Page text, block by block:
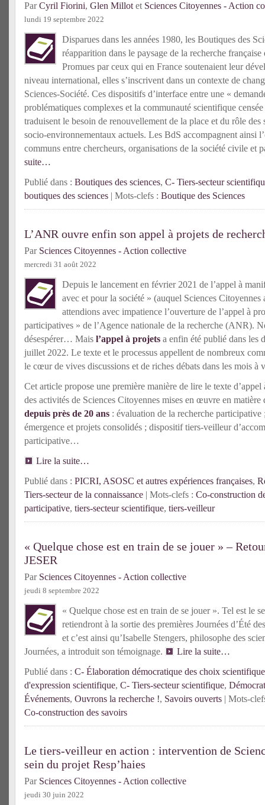
ParCyril Fiorini, Glen Millot et Sciences Citoyennes - Action
lundi 19 septembre 2022
Disparues dans les années 1980, les Boutiques des
réapparition dans le paysage de la recherche française
Promues par ceux qui en France soutenaient leur
niveau international, elles s’inscrivent dans un contexte de
Sciences-Société. Ces dispositifs d’interface entre une «
problématiques complexes et la communauté scientifique
traduisent le besoin de renouvellement de la place et du rôle des
socio-environnementaux actuels. Les BdS accompagnent ainsi
communs entre chercheurs, organisations de la société civile et
suite…
Publié dans : Boutiques des sciences, C- Tiers-secteur
boutiques des sciences | Mots-clefs : Boutique des Sciences
L’ANR ouvre enfin son appel à projets de
Par Sciences Citoyennes - Action collective
mercredi 31 août 2022
Depuis le lancement en février 2021 de l’appel à
avec et pour la société » (auquel Sciences
attendions avec impatience l’ouverture de l’appel à
participatives » de l’Agence nationale de la recherche (ANR).
désespérer… Mais l’appel à projets a enfin été publié dans les
juillet 2022. Le texte et le processus appellent de nombreux
le cœur de vives discussions et de riches débats dans les mois à
Cet article propose une première manière de lire le texte
des activités de Sciences Citoyennes mises en œuvre en
depuis près de 20 ans : évaluation de la recherche
émergence et projets consolidés ; dispositif tiers-veilleur
participative…
Lire la suite…
Publié dans : PICRI, ASOSC et autres expériences françaises,
Tiers-secteur de la connaissance | Mots-clefs : Co-construction
participative, tiers-secteur scientifique, tiers-veilleur
« Quelque chose est en train de se jouer » –
JESER
Par Sciences Citoyennes - Action collective
jeudi 8 septembre 2022
« Quelque chose est en train de se jouer ». Tel est le
retiendront à la sortie des premières Journées d’Été
et c’est ainsi qu’Isabelle Stengers, philosophe des
Journées, a introduit son témoignage.
Lire la suite…
Publié dans : C- Élaboration démocratique des choix
d'expression scientifique, C- Tiers-secteur scientifique,
Événements, Ouvrons la recherche !, Savoirs ouverts | Mots-
Co-construction des savoirs
Le tiers-veilleur en action : intervention de
sein du projet Resp’haies
Par Sciences Citoyennes - Action collective
jeudi 30 juin 2022